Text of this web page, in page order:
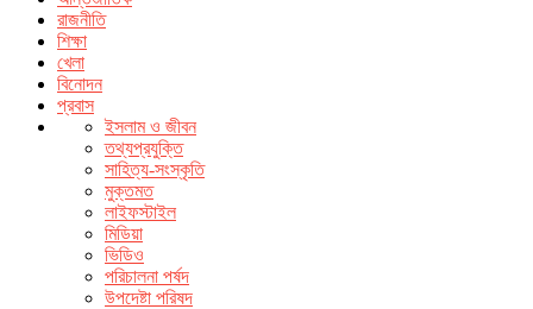
রাজনীতি
শিক্ষা
খেলা
বিনোদন
প্রবাস
ইসলাম ও জীবন
তথ্যপ্রযুক্তি
সাহিত্য-সংস্কৃতি
মুক্তমত
লাইফস্টাইল
মিডিয়া
ভিডিও
পরিচালনা পর্ষদ
উপদেষ্টা পরিষদ